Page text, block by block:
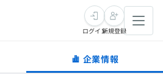
ログイン新規登録
企業情報